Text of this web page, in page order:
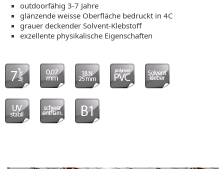
outdoorfähig 3-7 Jahre
glänzende weisse Oberfläche bedruckt in 4C
grauer deckender Solvent-Klebstoff
exzellente physikalische Eigenschaften